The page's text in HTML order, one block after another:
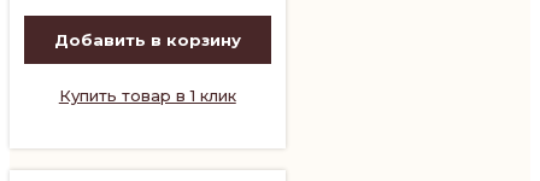
Добавить в корзину
Купить товар в 1 клик